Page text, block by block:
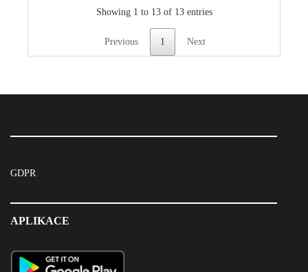
Showing 1 to 13 of 13 entries
Previous 1 Next
GDPR
APLIKACE